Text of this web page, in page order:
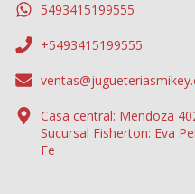
5493415199555
+5493415199555
Casa central: Mendoza
Sucursal Fisherton: Eva
Fe